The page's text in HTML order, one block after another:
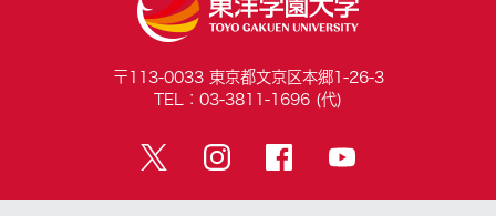
〒113-0033 東京都文京区本郷1-26-3
TEL：03-3811-1696 (代)